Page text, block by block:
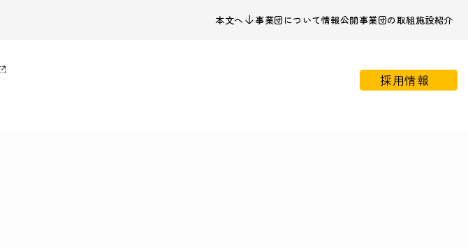
本文へ 事業団について情報公開事業団の取組施設紹介
採用情報